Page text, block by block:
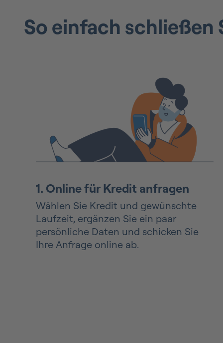
So einfach schließen
1. Online für Kredit anfragen
Wählen Sie Kredit und gewünschte
Laufzeit, ergänzen Sie ein paar
persönliche Daten und schicken Sie
Ihre Anfrage online ab.